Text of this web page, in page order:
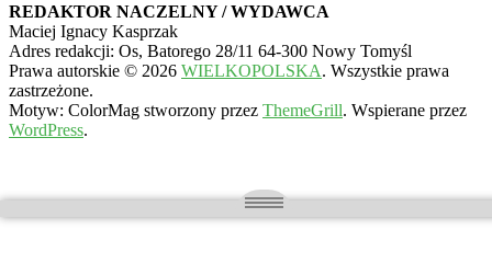
REDAKTOR NACZELNY / WYDAWCA
Maciej Ignacy Kasprzak
Adres redakcji: Os, Batorego 28/11 64-300 Nowy Tomyśl
Prawa autorskie © 2026 WIELKOPOLSKA. Wszystkie prawa
zastrzeżone.
Motyw: ColorMag stworzony przez ThemeGrill. Wspierane przez
WordPress.